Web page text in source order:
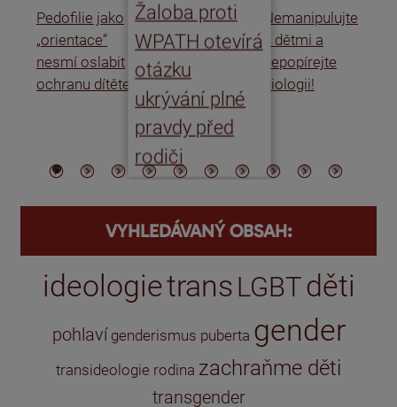
Pedofilie jako
„orientace“
nesmí oslabit
ochranu dítěte
Žaloba proti
WPATH otevírá
otázku
ukrývání plné
pravdy před
rodiči
Nemanipulujte
s dětmi a
nepopírejte
biologii!
VYHLEDÁVANÝ OBSAH:
ideologietrans LGBT děti
pohlaví genderismus puberta gender
transideologie rodina zachraňme děti
transgender